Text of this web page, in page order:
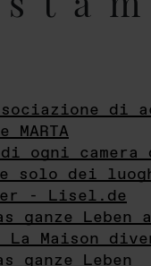
di
di ogni
solo dei
- Lisel.de
Leben
La Maison
Leben